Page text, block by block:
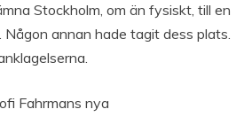
Stockholm, om än fysiskt, till en
Någon annan hade tagit dess plats.
Fahrmans nya